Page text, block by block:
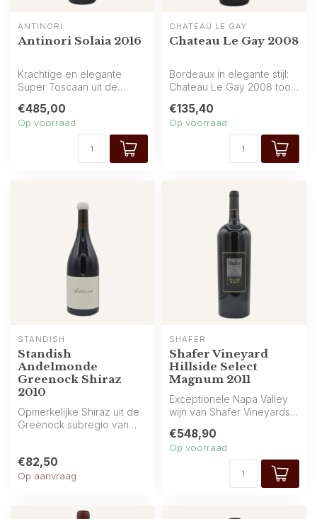
ANTINORI
Antinori Solaia 2016
Krachtige en elegante
Super Toscaan uit de
Antinori: rijk ...
€485,00
Op voorraad
CHATEAU LE GAY
Chateau Le Gay 2008
Bordeaux in elegante stijl:
Chateau Le Gay 2008 toont
€135,40
Op voorraad
STANDISH
Standish
Andelmonde
Greenock Shiraz
2010
Opmerkelijke Shiraz uit de
Greenock subregio van
€82,50
Op aanvraag
SHAFER
Shafer Vineyard
Hillside Select
Magnum 2011
Exceptionele Napa Valley
wijn van Shafer Vineyards:
b...
€548,90
Op voorraad